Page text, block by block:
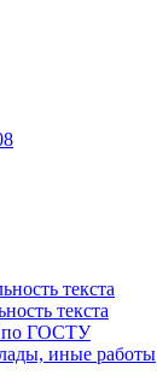
текста
текста
по ГОСТУ
иные работы